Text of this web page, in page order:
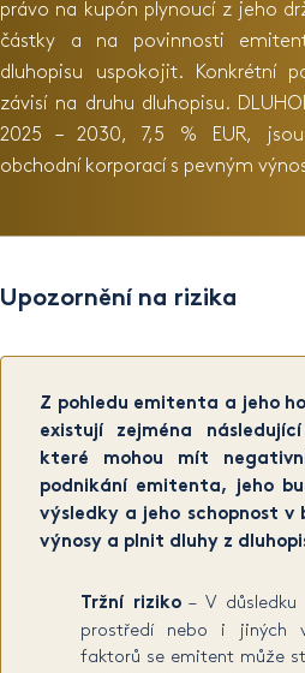
právo na kupón plynoucí z jeho
částky a na povinnosti
dluhopisu uspokojit. Konkrétní
závisí na druhu dluhopisu.
2025 – 2030, 7,5 % EUR,
obchodní korporací s pevným
Upozornění na rizika
Z pohledu emitenta a jeho
existují zejména
které mohou mít
podnikání emitenta, jeho
výsledky a jeho schopnost v
výnosy a plnit dluhy z
Tržní riziko – V důsledku
prostředí nebo i jiných
faktorů se emitent může